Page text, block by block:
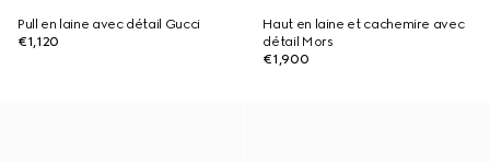
Pull en laine avec détail Gucci
€1,120
Haut en laine et cachemire avec
détail Mors
€1,900